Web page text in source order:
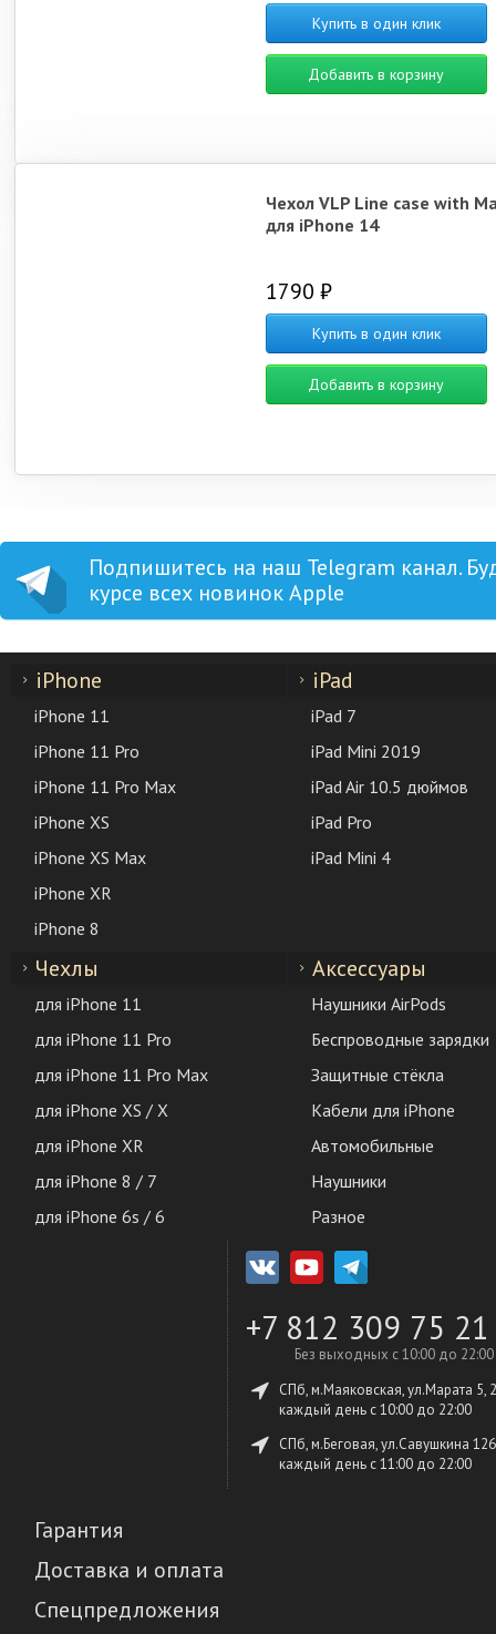
Купить в один клик
Добавить в корзину
Чехол VLP Line case with
для iPhone 14
1790 ₽
Купить в один клик
Добавить в корзину
Подпишитесь на наш Telegram канал.
курсе всех новинок Apple
iPhone
iPhone 11
iPhone 11 Pro
iPhone 11 Pro Max
iPhone XS
iPhone XS Max
iPhone XR
iPhone 8
iPad
iPad 7
iPad Mini 2019
iPad Air 10.5 дюймов
iPad Pro
iPad Mini 4
Чехлы
для iPhone 11
для iPhone 11 Pro
для iPhone 11 Pro Max
для iPhone XS / X
для iPhone XR
для iPhone 8 / 7
для iPhone 6s / 6
Аксессуары
Наушники AirPods
Беспроводные зарядки
Защитные стёкла
Кабели для iPhone
Автомобильные
Наушники
Разное
+7 812 309 75 21
Без выходных с 10:00 до 22:00
СПб, м.Маяковская, ул.Марата 5,
каждый день c 10:00 до 22:00
СПб, м.Беговая, ул.Савушкина
каждый день c 11:00 до 22:00
Гарантия
Доставка и оплата
Спецпредложения